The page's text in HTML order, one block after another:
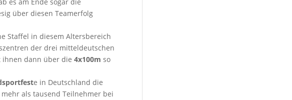
über diesen Teamerfolg
Staffel in diesem Altersbereich
der drei mitteldeutschen
ihnen dann über die 4x100m so
e in Deutschland die
als tausend Teilnehmer bei